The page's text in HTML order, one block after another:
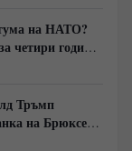
на НАТО?
четири години
мост е
Тръмп
на Брюксел